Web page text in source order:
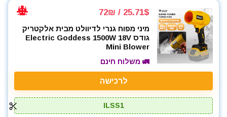
25.71$ / 72₪
מיני מפוח גנרי לדיוולט מבית אלקטריק
גודס Electric Goddess 1500W 18V
Mini Blower
🚛 משלוח חינם
לרכישה
ILSS1